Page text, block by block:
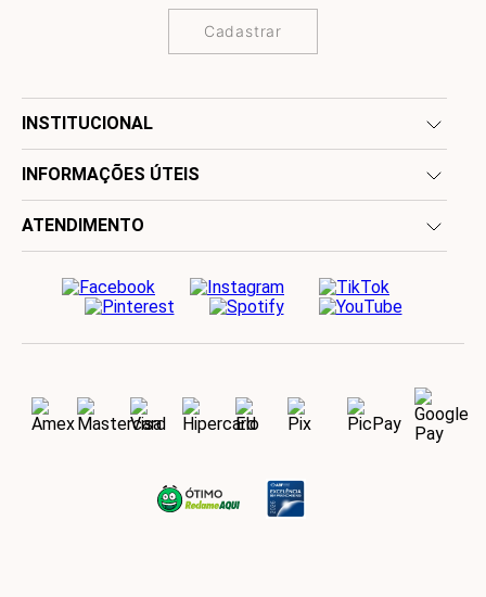
Cadastrar
INSTITUCIONAL
INFORMAÇÕES ÚTEIS
ATENDIMENTO